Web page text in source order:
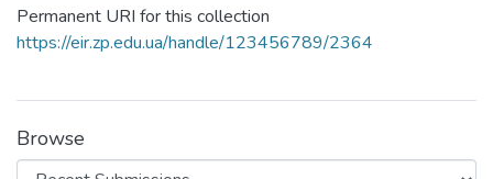
Permanent URI for this collection
https://eir.zp.edu.ua/handle/123456789/2364
Browse